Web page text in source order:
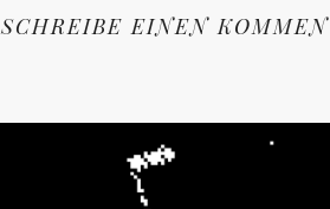
SCHREIBE EINEN